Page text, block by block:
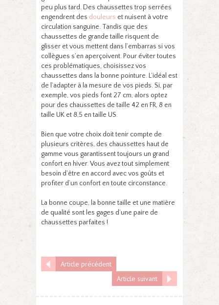
peu plus tard. Des chaussettes trop serrées
engendrent des douleurs et nuisent à votre
circulation sanguine. Tandis que des
chaussettes de grande taille risquent de
glisser et vous mettent dans l’embarras si vos
collègues s’en aperçoivent. Pour éviter toutes
ces problématiques, choisissez vos
chaussettes dans la bonne pointure. L’idéal est
de l’adapter à la mesure de vos pieds. Si, par
exemple, vos pieds font 27 cm, alors optez
pour des chaussettes de taille 42 en FR, 8 en
taille UK et 8,5 en taille US.
Bien que votre choix doit tenir compte de
plusieurs critères, des chaussettes haut de
gamme vous garantissent toujours un grand
confort en hiver. Vous avez tout simplement
besoin d’être en accord avec vos goûts et
profiter d’un confort en toute circonstance.
La bonne coupe, la bonne taille et une matière
de qualité sont les gages d’une paire de
chaussettes parfaites !
Article précédent
Article suivant